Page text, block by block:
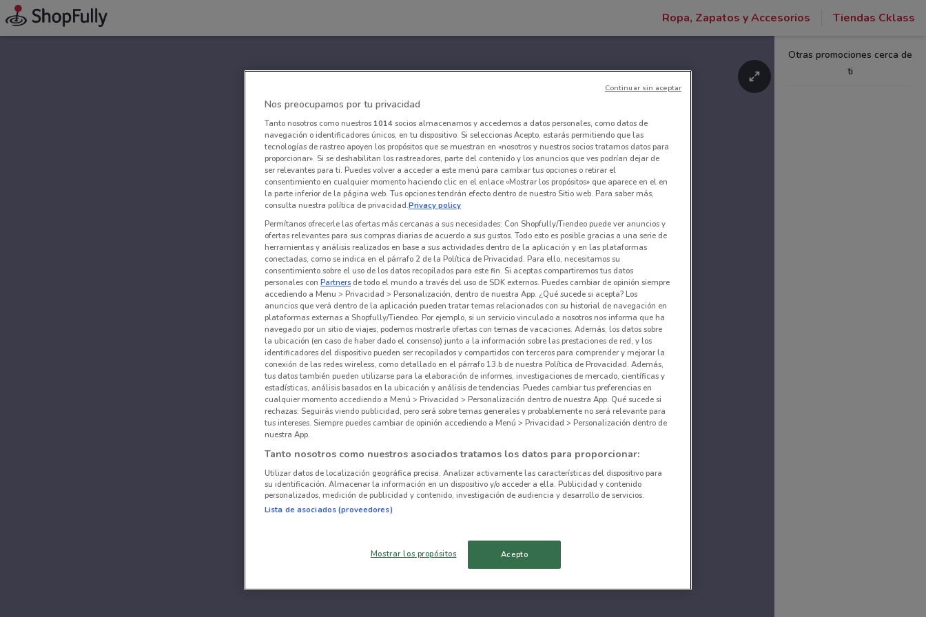
Ropa, Zapatos y Accesorios Tiendas Cklass
Otras promociones cerca de
ti
Nos preocupamos por tu privacidad
Tanto nosotros como nuestros 1014socios almacenamos y accedemos a datos personales, como datos de
navegación o identificadores únicos, en tu dispositivo. Si seleccionas Acepto, estarás permitiendo que las
tecnologías de rastreo apoyen los propósitos que se muestran en «nosotros y nuestros socios tratamos datos para
proporcionar». Si se deshabilitan los rastreadores, parte del contenido y los anuncios que ves podrían dejar de
ser relevantes para ti. Puedes volver a acceder a este menú para cambiar tus opciones o retirar el
consentimiento en cualquier momento haciendo clic en el enlace «Mostrar los propósitos» que aparece en el en
la parte inferior de la página web. Tus opciones tendrán efecto dentro de nuestro Sitio web. Para saber más,
consulta nuestra política de privacidad.Privacy policy
Permítanos ofrecerle las ofertas más cercanas a sus necesidades: Con Shopfully/Tiendeo puede ver anuncios y
ofertas relevantes para sus compras diarias de acuerdo a sus gustos. Todo esto es posible gracias a una serie de
herramientas y análisis realizados en base a sus actividades dentro de la aplicación y en las plataformas
conectadas, como se indica en el párrafo 2 de la Política de Privacidad. Para ello, necesitamos su
consentimiento sobre el uso de los datos recopilados para este fin. Si aceptas compartiremos tus datos
personales con Partners de todo el mundo a través del uso de SDK externos. Puedes cambiar de opinión siempre
accediendo a Menu > Privacidad > Personalización, dentro de nuestra App. ¿Qué sucede si acepta? Los
anuncios que verá dentro de la aplicación pueden tratar temas relacionados con su historial de navegación en
plataformas externas a Shopfully/Tiendeo. Por ejemplo, si un servicio vinculado a nosotros nos informa que ha
navegado por un sitio de viajes, podemos mostrarle ofertas con temas de vacaciones. Además, los datos sobre
la ubicación (en caso de haber dado el consenso) junto a la información sobre las prestaciones de red, y los
identificadores del dispositivo pueden ser recopilados y compartidos con terceros para comprender y mejorar la
conexión de las redes wireless, como detallado en el párrafo 13.b de nuestra Política de Provacidad. Además,
tus datos también pueden utilizarse para la elaboración de informes, investigaciones de mercado, científicas y
estadísticas, análisis basados en la ubicación y análisis de tendencias. Puedes cambiar tus preferencias en
cualquier momento accediendo a Menú > Privacidad > Personalización dentro de nuestra App. Qué sucede si
rechazas: Seguirás viendo publicidad, pero será sobre temas generales y probablemente no será relevante para
tus intereses. Siempre puedes cambiar de opinión accediendo a Menú > Privacidad > Personalización dentro de
nuestra App.
Tanto nosotros como nuestros asociados tratamos los datos para proporcionar:
Utilizar datos de localización geográfica precisa. Analizar activamente las características del dispositivo para
su identificación. Almacenar la información en un dispositivo y/o acceder a ella. Publicidad y contenido
personalizados, medición de publicidad y contenido, investigación de audiencia y desarrollo de servicios.
Lista de asociados (proveedores)
Mostrar los propósitos Acepto
Continuar sin aceptar